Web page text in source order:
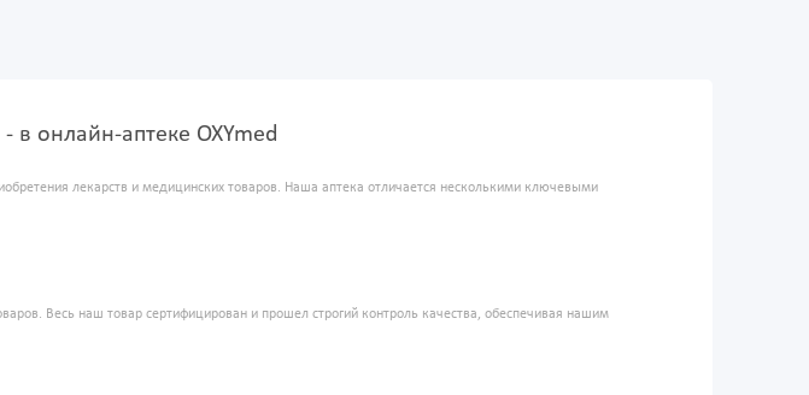
онлайн-аптеке OXYmed
лекарств и медицинских товаров. Наша аптека отличается несколькими ключевыми
Весь наш товар сертифицирован и прошел строгий контроль качества, обеспечивая нашим